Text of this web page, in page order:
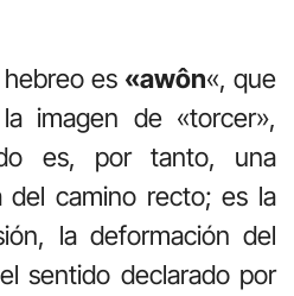
es «awôn«, que
imagen de «torcer»,
es, por tanto, una
del camino recto; es la
la deformación del
sentido declarado por